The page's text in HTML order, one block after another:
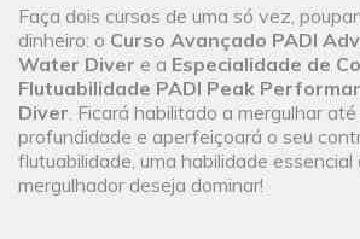
Faça dois cursos de uma só vez,
dinheiro: o Curso Avançado PADI
Water Diver e a Especialidade de
Flutuabilidade PADI Peak
Diver. Ficará habilitado a mergulhar
profundidade e aperfeiçoará o seu
flutuabilidade, uma habilidade essencial
mergulhador deseja dominar!